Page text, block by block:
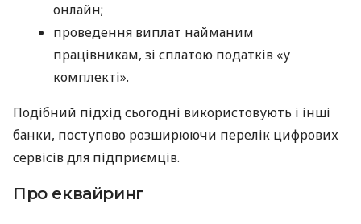
онлайн;
проведення виплат найманим
працівникам, зі сплатою податків «у
комплекті».
Подібний підхід сьогодні використовують і інші
банки, поступово розширюючи перелік цифрових
сервісів для підприємців.
Про еквайринг